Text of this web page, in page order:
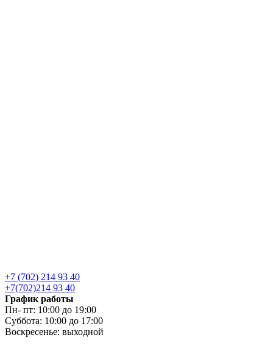
+7 (702) 214 93 40
+7(702)214 93 40
График работы
Пн- пт: 10:00 до 19:00
Суббота: 10:00 до 17:00
Воскресенье: выходной